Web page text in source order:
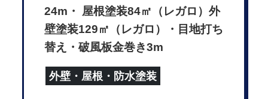
24m・ 屋根塗装84㎡（レガロ）外
壁塗装129㎡（レガロ）・目地打ち
替え・破風板金巻き3m
外壁・屋根・防水塗装